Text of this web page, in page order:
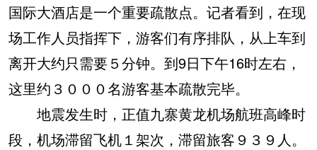
国际大酒店是一个重要疏散点。记者看到，在现
场工作人员指挥下，游客们有序排队，从上车到
离开大约只需要５分钟。到9日下午16时左右，
这里约３０００名游客基本疏散完毕。
地震发生时，正值九寨黄龙机场航班高峰时
段，机场滞留飞机１架次，滞留旅客９３９人。